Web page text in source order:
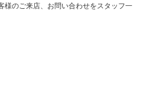
様のご来店、お問い合わせをスタッフ一